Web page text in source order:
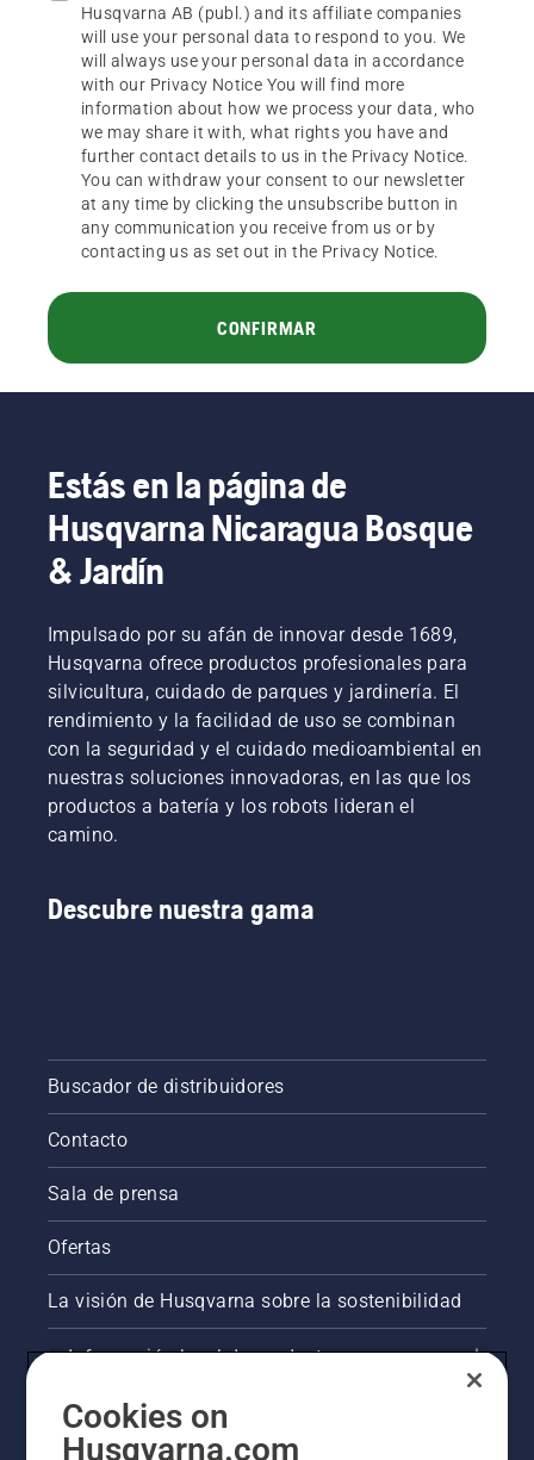
Husqvarna AB (publ.) and its affiliate companies
will use your personal data to respond to you. We
will always use your personal data in accordance
with our Privacy Notice You will find more
information about how we process your data, who
we may share it with, what rights you have and
further contact details to us in the Privacy Notice.
You can withdraw your consent to our newsletter
at any time by clicking the unsubscribe button in
any communication you receive from us or by
contacting us as set out in the Privacy Notice.
CONFIRMAR
Estás en la página de
Husqvarna Nicaragua Bosque
& Jardín
Impulsado por su afán de innovar desde 1689,
Husqvarna ofrece productos profesionales para
silvicultura, cuidado de parques y jardinería. El
rendimiento y la facilidad de uso se combinan
con la seguridad y el cuidado medioambiental en
nuestras soluciones innovadoras, en las que los
productos a batería y los robots lideran el
camino.
Descubre nuestra gama
Buscador de distribuidores
Contacto
Sala de prensa
Ofertas
La visión de Husqvarna sobre la sostenibilidad
Información legal de productos
Otros sitios de Husqvarna
Cookies on
Husqvarna.com